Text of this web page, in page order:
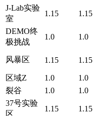
J-Lab实验
室
1.15 1.15
DEMO终
极挑战
1.0 1.0
风暴区 1.15 1.15
区域Z
1.0 1.0
裂谷
1.0 1.0
37号实验
区
1.15 1.15